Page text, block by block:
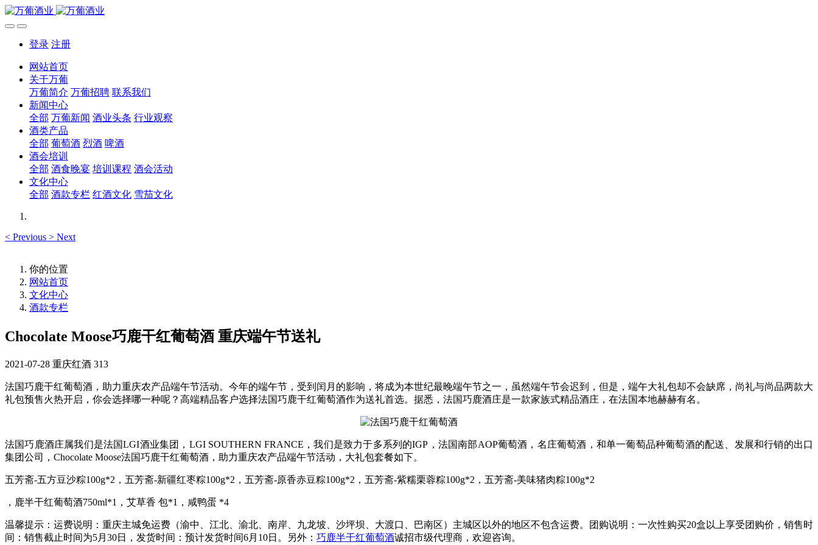
登录 注册
网站首页
关于万葡
万葡简介 万葡招聘 联系我们
新闻中心
全部 万葡新闻 酒业头条 行业观察
酒类产品
全部 葡萄酒 烈酒 啤酒
酒会培训
全部 酒食晚宴 培训课程 酒会活动
文化中心
全部 酒款专栏 红酒文化 雪茄文化
< Previous > Next
你的位置
网站首页
文化中心
酒款专栏
Chocolate Moose巧鹿干红葡萄酒 重庆端午节送礼
2021-07-28 重庆红酒 313
法国巧鹿干红葡萄酒，助力重庆农产品端午节活动。今年的端午节，受到闰月的影响，将成为本世纪最晚端午节之一，虽然端午节会迟到，但是，端午大礼包却不会缺席，尚礼与尚品两款大
礼包预售火热开启，你会选择哪一种呢？高端精品客户选择法国巧鹿干红葡萄酒作为送礼首选。据悉，法国巧鹿酒庄是一款家族式精品酒庄，在法国本地赫赫有名。
法国巧鹿酒庄属我们是法国LGI酒业集团，LGI SOUTHERN FRANCE，我们是致力于多系列的IGP，法国南部AOP葡萄酒，名庄葡萄酒，和单一葡萄品种葡萄酒的配送、发展和行销的出口
集团公司，Chocolate Moose法国巧鹿干红葡萄酒，助力重庆农产品端午节活动，大礼包套餐如下。
五芳斋-五方豆沙粽100g*2，五芳斋-新疆红枣粽100g*2，五芳斋-原香赤豆粽100g*2，五芳斋-紫糯栗蓉粽100g*2，五芳斋-美味猪肉粽100g*2
，鹿半干红葡萄酒750ml*1，艾草香 包*1，咸鸭蛋 *4
温馨提示：运费说明：重庆主城免运费（渝中、江北、渝北、南岸、九龙坡、沙坪坝、大渡口、巴南区）主城区以外的地区不包含运费。团购说明：一次性购买20盒以上享受团购价，销售时
间：销售截止时间为5月30日，发货时间：预计发货时间6月10日。另外： 巧鹿半干红葡萄酒诚招市级代理商，欢迎咨询。